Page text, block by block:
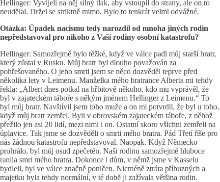
Hellinger: Vyvíjeli na něj silný tlak, aby vstoupil do strany, ale on to
neudělal. Držel se striktně mimo. Bylo to tenkrát velmi odvážné.
Otázka: Úpadek nacismu tedy narozdíl od mnoha jiných rodin
nepředstavoval pro nikoho z Vaší rodiny osobní katastrofu?
Hellinger: Samozřejmě bylo těžké, když ve válce padl můj starší bratr,
který zůstal v Rusku. Můj bratr byl dlouho považován za
pohřešovaného. O jeho smrti jsem se něco dozvěděl teprve před
několika lety v Leimenu. Manželka mého bratrance Alberta mi tehdy
řekla: „Albert dnes potkal na hřbitově někoho, kdo mu vyprávěl, že
byl v zajateckém táboře s někým jménem Hellinger z Leimenu.“ To
byl můj bratr. Navštívil jsem toho muže a on mi potvrdil, že byl u toho,
když můj bratr zemřel. Byli v obrovském zajateckém táboře, z něhož
přežilo jen asi 20 lidí, mezi nimi i on. Ostatní skoro všichni zemřeli na
úplavice. Tak jsme se dozvěděli o smrti mého bratra. Pád Třetí říše pro
nás žádnou katastrofu nepředstavoval. Naopak. Když Německo
prohrálo, byl můj osud zpečetěn. Naši rodinu samozřejmě hluboce
ranila smrt mého bratra. Dokonce i dům, v němž jsme v Kasselu
bydleli, byl ve válce značně poničen. Nicméně ztráta příbuzných a
majetku byla tehdy normální, v té době ji zažívala většina rodin.